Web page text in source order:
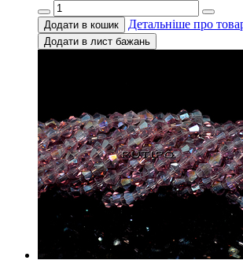
Додати в кошик Детальніше про
Додати в лист бажань